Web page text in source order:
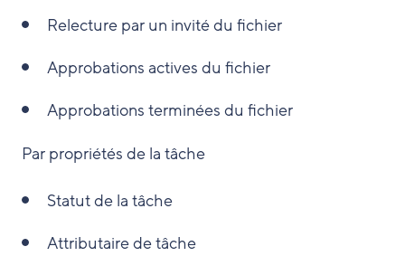
Relecture par un invité du fichier
Approbations actives du fichier
Approbations terminées du fichier
Par propriétés de la tâche
Statut de la tâche
Attributaire de tâche